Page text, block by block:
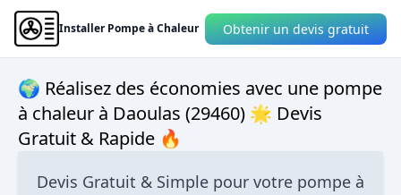
Installer Pompe à Chaleur Obtenir un devis gratuit
🌍 Réalisez des économies avec une pompe
à chaleur à Daoulas (29460) 🌟 Devis
Gratuit & Rapide 🔥
Devis Gratuit & Simple pour votre pompe à